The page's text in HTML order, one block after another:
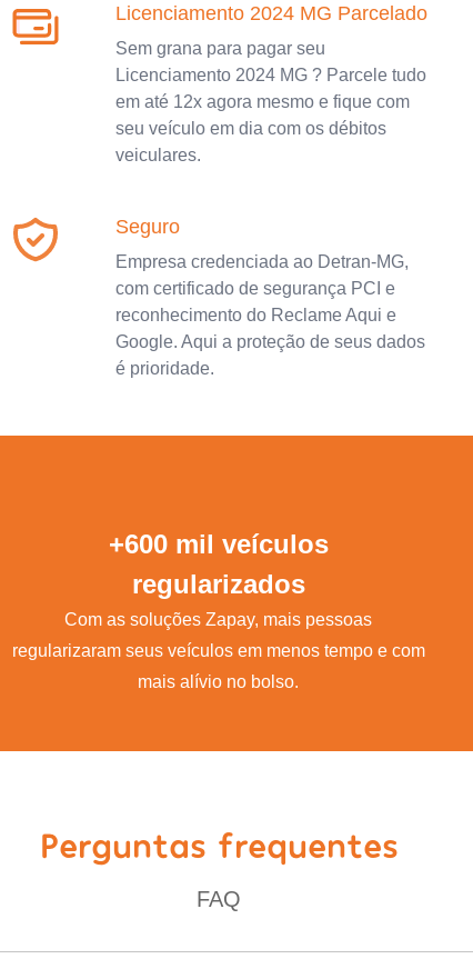
Licenciamento 2024 MG Parcelado
Sem grana para pagar seu
Licenciamento 2024 MG ? Parcele tudo
em até 12x agora mesmo e fique com
seu veículo em dia com os débitos
veiculares.
Seguro
Empresa credenciada ao Detran-MG,
com certificado de segurança PCI e
reconhecimento do Reclame Aqui e
Google. Aqui a proteção de seus dados
é prioridade.
+600 mil veículos
regularizados
Com as soluções Zapay, mais pessoas
regularizaram seus veículos em menos tempo e com
mais alívio no bolso.
Perguntas frequentes
FAQ